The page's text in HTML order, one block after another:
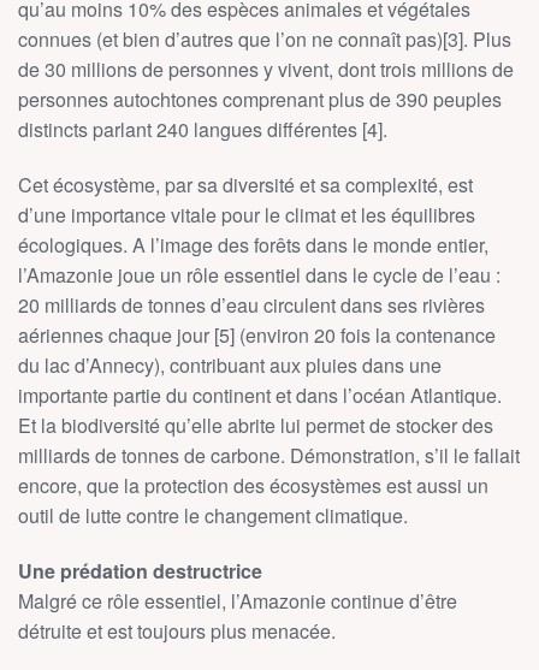
qu’au moins 10% des espèces animales et végétales
connues (et bien d’autres que l’on ne connaît pas)[3]. Plus
de 30 millions de personnes y vivent, dont trois millions de
personnes autochtones comprenant plus de 390 peuples
distincts parlant 240 langues différentes [4].
Cet écosystème, par sa diversité et sa complexité, est
d’une importance vitale pour le climat et les équilibres
écologiques. A l’image des forêts dans le monde entier,
l’Amazonie joue un rôle essentiel dans le cycle de l’eau :
20 milliards de tonnes d’eau circulent dans ses rivières
aériennes chaque jour [5] (environ 20 fois la contenance
du lac d’Annecy), contribuant aux pluies dans une
importante partie du continent et dans l’océan Atlantique.
Et la biodiversité qu’elle abrite lui permet de stocker des
milliards de tonnes de carbone. Démonstration, s’il le fallait
encore, que la protection des écosystèmes est aussi un
outil de lutte contre le changement climatique.
Une prédation destructrice
Malgré ce rôle essentiel, l’Amazonie continue d’être
détruite et est toujours plus menacée.